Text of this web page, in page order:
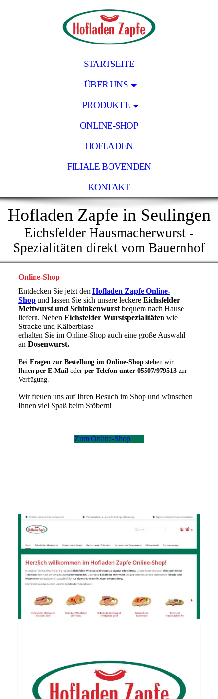
STARTSEITE
ÜBER UNS
PRODUKTE
ONLINE-SHOP
HOFLADEN
FILIALE BOVENDEN
KONTAKT
Hofladen Zapfe in Seulingen
Eichsfelder Hausmacherwurst -
Spezialitäten direkt vom Bauernhof
Online-Shop
Entdecken Sie jetzt den Hofladen Zapfe Online-
Shopund lassen Sie sich unsere leckere Eichsfelder
Mettwurst und Schinkenwurstbequem nach Hause
liefern. Neben Eichsfelder Wurstspezialitäten wie
Stracke und Kälberblase
erhalten Sie im Online-Shop auch eine große Auswahl
an Dosenwurst.
Bei Fragen zur Bestellung im Online-Shopstehen wir
Ihnen per E-Mailoder per Telefon unter 05507/979513 zur
Verfügung.
Wir freuen uns auf Ihren Besuch im Shop und wünschen
Ihnen viel Spaß beim Stöbern!
Zum Online-Shop